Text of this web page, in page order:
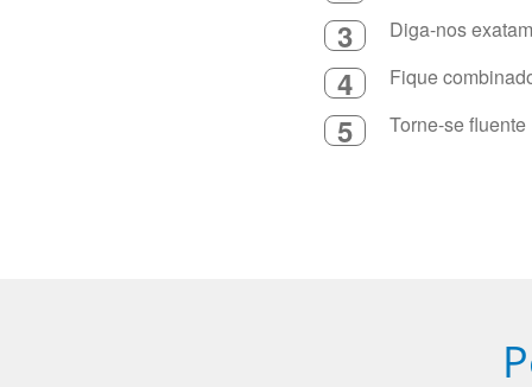
3 Diga-nos
4 Fique
5 Torne-se